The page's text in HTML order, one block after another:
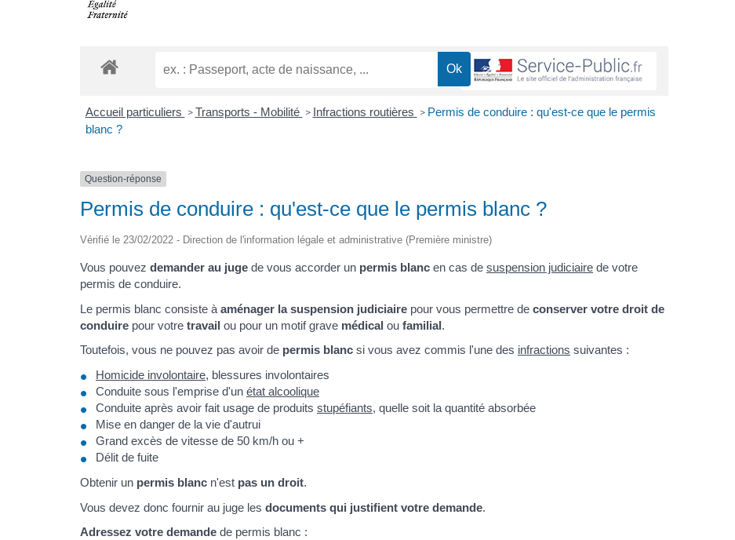
Accueil particuliers > Transports - Mobilité > Infractions routières > Permis de conduire : qu'est-ce que le permis
blanc ?
Question-réponse
Permis de conduire : qu'est-ce que le permis blanc ?
Vérifié le 23/02/2022 - Direction de l'information légale et administrative (Première ministre)
Vous pouvez demander au juge de vous accorder un permis blanc en cas de suspension judiciaire de votre
permis de conduire.
Le permis blanc consiste à aménager la suspension judiciaire pour vous permettre de conserver votre droit de
conduire pour votre travail ou pour un motif grave médical ou familial.
Toutefois, vous ne pouvez pas avoir de permis blanc si vous avez commis l'une des infractions suivantes :
Homicide involontaire, blessures involontaires
Conduite sous l'emprise d'un état alcoolique
Conduite après avoir fait usage de produits stupéfiants, quelle soit la quantité absorbée
Mise en danger de la vie d'autrui
Grand excès de vitesse de 50 km/h ou +
Délit de fuite
Obtenir un permis blanc n'est pas un droit.
Vous devez donc fournir au juge les documents qui justifient votre demande.
Adressez votre demande de permis blanc :